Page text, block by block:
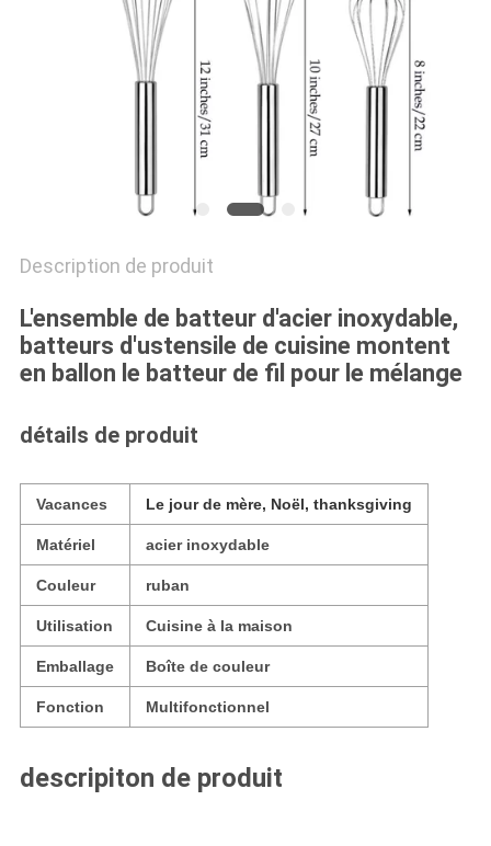
Description de produit
L'ensemble de batteur d'acier inoxydable,
batteurs d'ustensile de cuisine montent
en ballon le batteur de fil pour le mélange
détails de produit
Vacances Le jour de mère, Noël, thanksgiving
Matériel acier inoxydable
Couleur ruban
Utilisation Cuisine à la maison
Emballage Boîte de couleur
Fonction Multifonctionnel
descripiton de produit